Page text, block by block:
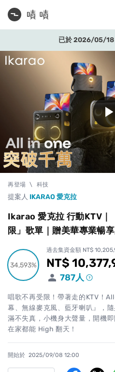
已於 2026/05/18
play_arrow
再登場 \ 科技
提案人 IKARAO 愛克拉
Ikarao 愛克拉 行動KTV｜
限」歌單｜贈美華專業暢
34,593%
34,593%
過去集資金額 NT$
累計集資金額
NT$
787人
唱歌不再受限！帶著走的KTV！
幕、無線麥克風、藍牙喇叭』，
滿不失真，小機身大聲量，開機
在家都能 High 翻天！
開始於 2025/09/08 12:00